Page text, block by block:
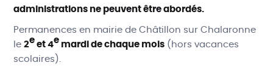
administrations ne peuvent être abordés.
Permanences en mairie de Châtillon sur Chalaronne
le2e et 4e mardi de chaque mois (hors vacances
scolaires).